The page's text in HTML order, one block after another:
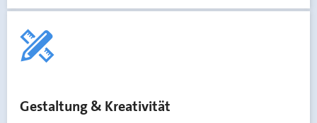
Gestaltung & Kreativität